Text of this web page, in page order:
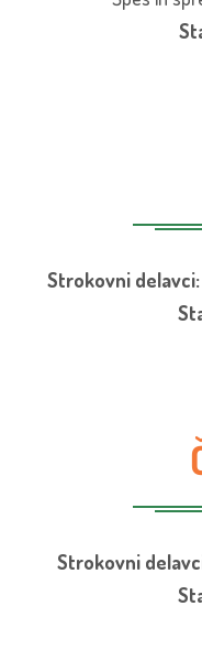
Strokovni delavci:
Strokovni